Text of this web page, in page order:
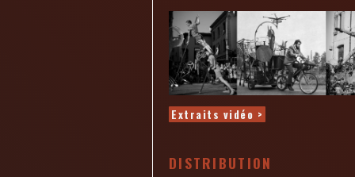
Extraits vidéo >
DISTRIBUTION